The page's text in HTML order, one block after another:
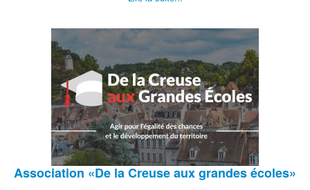
Association «De la Creuse aux grandes écoles»